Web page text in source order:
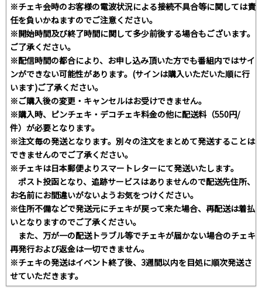
※チェキ会時のお客様の電波状況による接続不具合等に関しては責
任を負いかねますのでご注意ください。
※開始時間及び終了時間に関して多少前後する場合もございます。
ご了承ください。
※配信時間の都合により、お申し込み頂いた方でも番組内ではサイ
ンができない可能性があります。(サインは購入いただいた順に行
います)ご了承ください。
※ご購入後の変更・キャンセルはお受けできません。
※購入時、ピンチェキ・デコチェキ料金の他に配送料（550円/
件）が必要となります。
※注文毎の発送となります。別々の注文をまとめて発送することは
できませんのでご了承ください。
※チェキは日本郵便よりスマートレターにて発送いたします。
ポスト投函となり、追跡サービスはありませんので配送先住所、
お名前にお間違いがないようお気をつけください。
※住所不備などで発送元にチェキが戻って来た場合、再配送は着払
いとなりますのでご了承ください。
また、万が一の配送トラブル等でチェキが届かない場合のチェキ
再発行および返金は一切できません。
※チェキの発送はイベント終了後、3週間以内を目処に順次発送さ
せていただきます。